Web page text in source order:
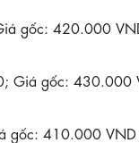
gốc: 420.000
Giá gốc:
gốc: 410.000